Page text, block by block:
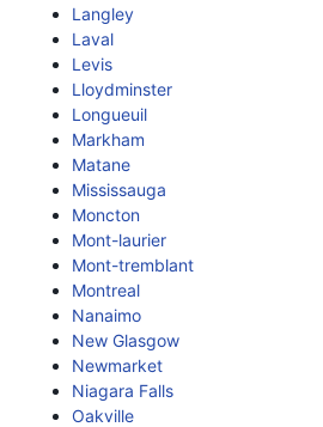
Langley
Laval
Levis
Lloydminster
Longueuil
Markham
Matane
Mississauga
Moncton
Mont-laurier
Mont-tremblant
Montreal
Nanaimo
New Glasgow
Newmarket
Niagara Falls
Oakville